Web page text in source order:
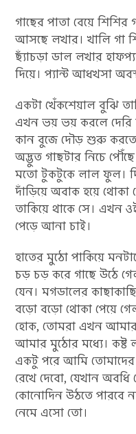
গাছের পাতা বেয়ে
আসছে লখার। খালি গা
ছ্যাঁচড়া ডাল লখার
দিয়ে। প্যান্ট আধখসা
একটা খেঁকশেয়াল বুঝি
এখন ভয় ভয় করলে দেরি
কান বুজে দৌড় শুরু
অদ্ভুত গাছটার নিচে
মতো টুকটুকে লাল ফুল।
দাঁড়িয়ে অবাক হয়ে
তাকিয়ে থাকে সে। এখন
পেড়ে আনা চাই।
হাতের মুঠো পাকিয়ে
চড় চড় করে গাছে উঠে
যেন। মগডালের
বড়ো বড়ো থোকা পেয়ে
হোক, তোমরা এখন
আমার মুঠোর মধ্যে। কষ্ট
একটু পরে আমি
রেখে দেবো, যেখান
কোনোদিন উঠতে পারবে
নেমে এসো তো।